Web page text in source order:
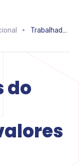
Trabalhadores do antigo Colégio Nacional tem valores a receber
do